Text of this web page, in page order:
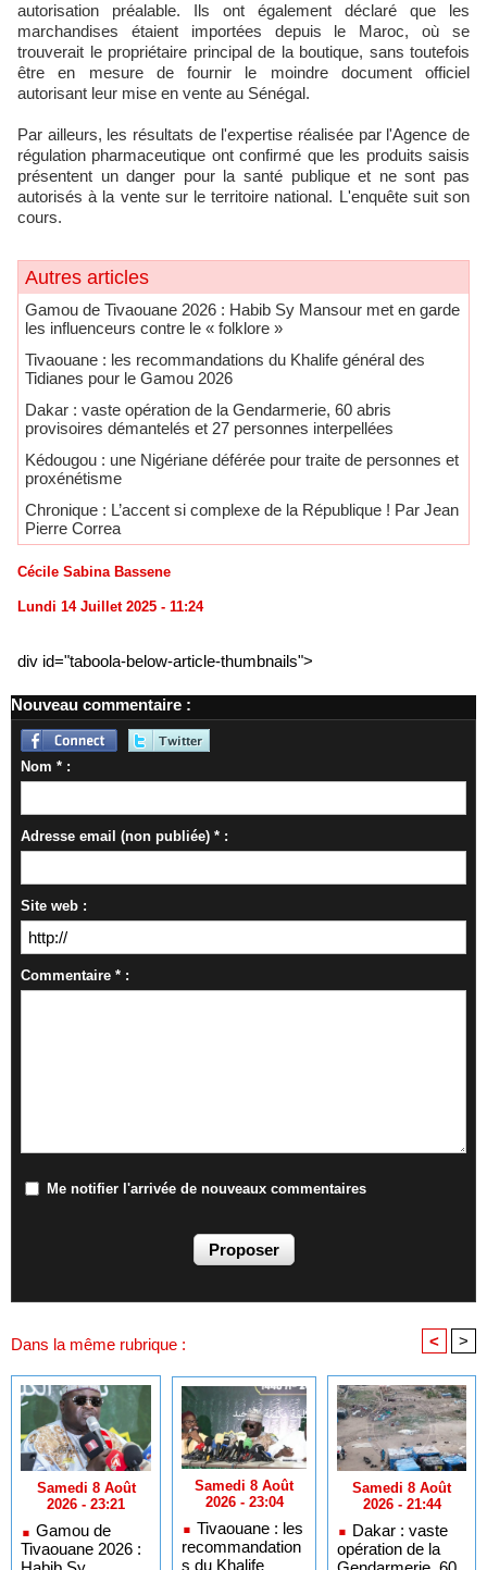
autorisation préalable. Ils ont également déclaré que les
marchandises étaient importées depuis le Maroc, où se
trouverait le propriétaire principal de la boutique, sans toutefois
être en mesure de fournir le moindre document officiel
autorisant leur mise en vente au Sénégal.
Par ailleurs, les résultats de l'expertise réalisée par l'Agence de
régulation pharmaceutique ont confirmé que les produits saisis
présentent un danger pour la santé publique et ne sont pas
autorisés à la vente sur le territoire national. L'enquête suit son
cours.
Autres articles
Gamou de Tivaouane 2026 : Habib Sy Mansour met en garde
les influenceurs contre le « folklore »
Tivaouane : les recommandations du Khalife général des
Tidianes pour le Gamou 2026
Dakar : vaste opération de la Gendarmerie, 60 abris
provisoires démantelés et 27 personnes interpellées
Kédougou : une Nigériane déférée pour traite de personnes et
proxénétisme
Chronique : L’accent si complexe de la République ! Par Jean
Pierre Correa
Cécile Sabina Bassene
Lundi 14 Juillet 2025 - 11:24
div id="taboola-below-article-thumbnails">
Nouveau commentaire :
Nom * :
Adresse email (non publiée) * :
Site web :
Commentaire * :
Me notifier l'arrivée de nouveaux commentaires
Dans la même rubrique : < >
Samedi 8 Août
2026 - 23:21
Gamou de
Tivaouane 2026 :
Samedi 8 Août
2026 - 23:04
Tivaouane : les
recommandation
s du Khalife
Samedi 8 Août
2026 - 21:44
Dakar : vaste
opération de la